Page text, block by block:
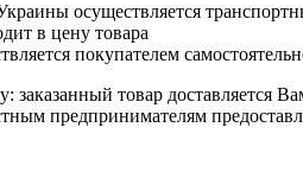
осуществляется
в цену товара
покупателем
заказанный товар доставляется
предпринимателям